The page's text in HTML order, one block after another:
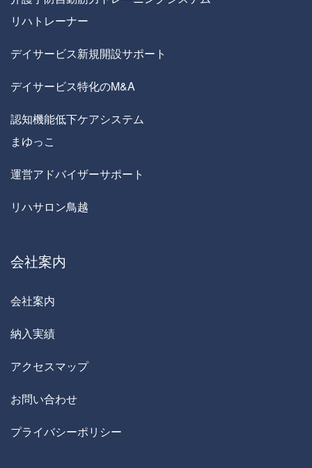
リハトレーナー
デイサービス新規開設サポート
デイサービス特化のM&A
認知機能低下ケアシステム
まゆっこ
運営アドバイザーサポート
リハサロン鳥越
会社案内
会社案内
納入実績
アクセスマップ
お問い合わせ
プライバシーポリシー